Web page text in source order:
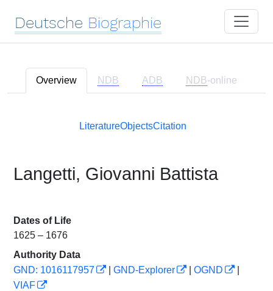
Deutsche Biographie
Overview NDB ADB NDB-online
LiteratureObjectsCitation
Langetti, Giovanni Battista
Dates of Life
1625 – 1676
Authority Data
GND: 1016117957
GND-Explorer OGND
VIAF